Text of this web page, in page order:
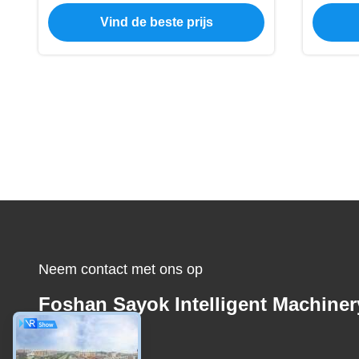
Multifunctionele 580kg aan
Vind de beste prijs
Neem contact met ons op
Foshan Sayok Intelligent
Co., Ltd.，